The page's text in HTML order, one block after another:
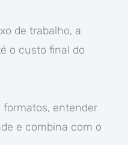
de trabalho, a
o custo final do
formatos, entender
e combina com o